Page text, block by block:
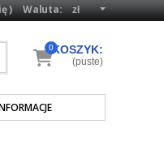
Waluta:
)
KOSZYK:
0
(puste)